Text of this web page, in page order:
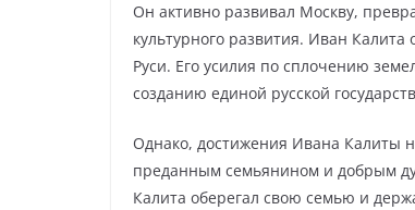
Он активно развивал Москву,
культурного развития. Иван
Руси. Его усилия по сплочению
созданию единой русской
Однако, достижения Ивана Калиты
преданным семьянином и добрым
Калита оберегал свою семью и